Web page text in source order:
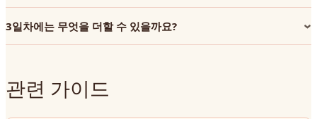
3일차에는 무엇을 더할 수 있을까요?
관련 가이드